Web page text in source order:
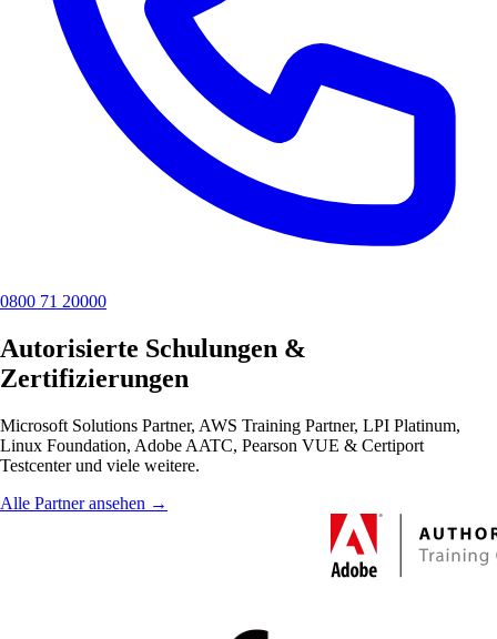
0800 71 20000
Autorisierte Schulungen &
Zertifizierungen
Microsoft Solutions Partner, AWS Training Partner, LPI Platinum,
Linux Foundation, Adobe AATC, Pearson VUE & Certiport
Testcenter und viele weitere.
Alle Partner ansehen →